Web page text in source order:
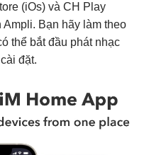
(iOs) và CH Play
Bạn hãy làm theo
thể bắt đầu phát nhạc
đặt.